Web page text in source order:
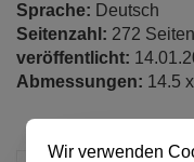
Sprache: Deutsch
Seitenzahl: 272 Seiten
veröffentlicht:
Abmessungen: 14.5
Wir verwenden